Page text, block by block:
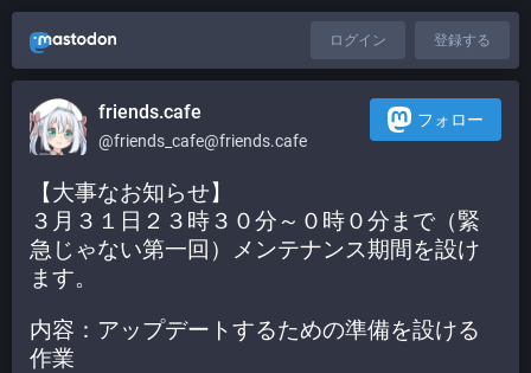
ログイン 登録する
friends.cafe
@friends_cafe@friends.cafe
フォロー
【大事なお知らせ】
３月３１日２３時３０分～０時０分まで（緊
急じゃない第一回）メンテナンス期間を設け
ます。
内容：アップデートするための準備を設ける
作業